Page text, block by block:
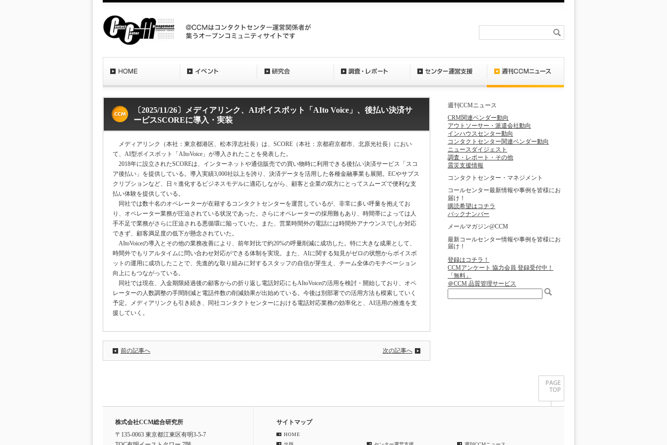
〔2025/11/26〕メディアリンク、AIボイスボット「AIto Voice」、後払い決済サ
ービスSCOREに導入・実装
メディアリンク（本社：東京都港区、松本淳志社長）は、SCORE（本社：京都府京都市、北原光社長）におい
て、AI型ボイスボット「AItoVoice」が導入されたことを発表した。
2018年に設立されたSCOREは、インターネットや通信販売での買い物時に利用できる後払い決済サービス「スコ
ア後払い」を提供している。導入実績3,000社以上を誇り、決済データを活用した各種金融事業も展開。ECやサブス
クリプションなど、日々進化するビジネスモデルに適応しながら、顧客と企業の双方にとってスムーズで便利な支
払い体験を提供している。
同社では数十名のオペレーターが在籍するコンタクトセンターを運営しているが、非常に多い呼量を抱えてお
り、オペレーター業務が圧迫されている状況であった。さらにオペレーターの採用難もあり、時間帯によっては人
手不足で業務がさらに圧迫される悪循環に陥っていた。また、営業時間外の電話には時間外アナウンスでしか対応
できず、顧客満足度の低下が懸念されていた。
AItoVoiceの導入とその他の業務改善により、前年対比で約20%の呼量削減に成功した。特に大きな成果として、
時間外でもリアルタイムに問い合わせ対応ができる体制を実現。また、AIに関する知見がゼロの状態からボイスボ
ットの運用に成功したことで、先進的な取り組みに対するスタッフの自信が芽生え、チーム全体のモチベーション
向上にもつながっている。
同社では現在、入金期限経過後の顧客からの折り返し電話対応にもAItoVoiceの活用を検討・開始しており、オペ
レーターの人数調整の手間削減と電話件数の削減効果が出始めている。今後は別部署での活用方法も模索していく
予定。メディアリンクも引き続き、同社コンタクトセンターにおける電話対応業務の効率化と、AI活用の推進を支
援していく。
前の記事へ 次の記事へ
週刊CCMニュース
CRM関連ベンダー動向
アウトソーサー・派遣会社動向
インハウスセンター動向
コンタクトセンター関連ベンダー動向
ニュースダイジェスト
調査・レポート・その他
震災支援情報
コンタクトセンター・マネジメント
コールセンター最新情報や事例を皆様にお
届け！
購読希望はコチラ
バックナンバー
メールマガジン@CCM
最新コールセンター情報や事例を皆様にお
届け！
登録はコチラ！
CCMアンケート 協力会員 登録受付中！
「無料」
＠CCM 品質管理サービス
株式会社CCM総合研究所
〒135-0063 東京都江東区有明3-5-7
サイトマップ
HOME